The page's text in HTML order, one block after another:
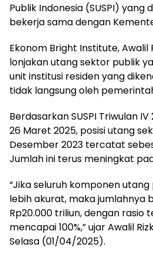
Publik Indonesia (SUSPI) yang
bekerja sama dengan
Ekonom Bright Institute, Awalil
lonjakan utang sektor publik
unit institusi residen yang
tidak langsung oleh
Berdasarkan SUSPI Triwulan
26 Maret 2025, posisi utang
Desember 2023 tercatat
Jumlah ini terus meningkat
“Jika seluruh komponen
lebih akurat, maka jumlahnya
Rp20.000 triliun, dengan rasio
mencapai 100%,” ujar Awalil
Selasa (01/04/2025).